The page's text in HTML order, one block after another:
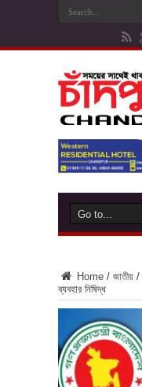
Home / জাতীয় /
ব্যবহার নিষিদ্ধ